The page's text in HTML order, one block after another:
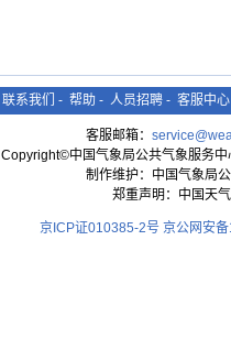
联系我们 - 帮助 - 人员招聘 - 客服中心
客服邮箱：
Copyright©中国气象局公共气象服务
制作维护：中国气象局
郑重声明：中国天
京ICP证010385-2号 京公网安